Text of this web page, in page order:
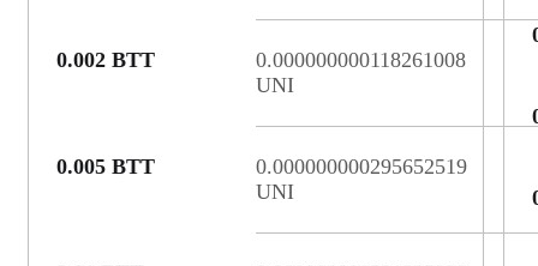
0.002 BTT
0.000000000118261008
UNI
0.005 BTT
0.000000000295652519
UNI